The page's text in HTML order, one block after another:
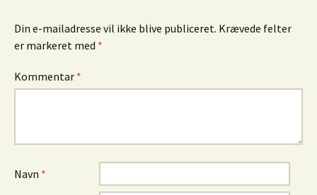
Din e-mailadresse vil ikke blive publiceret. Krævede felter
er markeret med *
Kommentar *
Navn *